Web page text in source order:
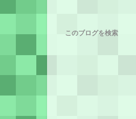
このブログを検索